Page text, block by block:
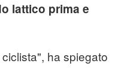
lattico prima e
ha spiegato